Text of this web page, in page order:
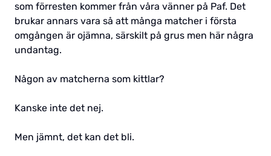
som förresten kommer från våra vänner på Paf. Det
brukar annars vara så att många matcher i första
omgången är ojämna, särskilt på grus men här några
undantag.
Någon av matcherna som kittlar?
Kanske inte det nej.
Men jämnt, det kan det bli.